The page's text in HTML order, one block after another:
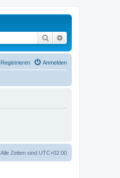
Suche
Anmelden
Registrieren
Alle Zeiten sind UTC+02:00